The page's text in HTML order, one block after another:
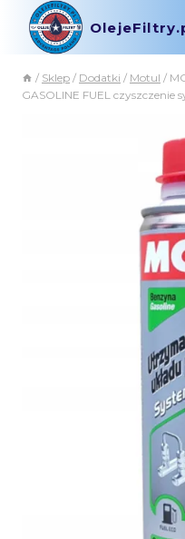
/ Sklep / Dodatki / Motul /
GASOLINE FUEL